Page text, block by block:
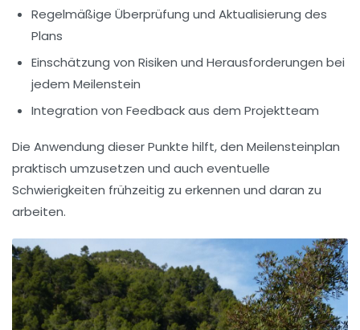
Regelmäßige Überprüfung und Aktualisierung des
Plans
Einschätzung von Risiken und Herausforderungen bei
jedem Meilenstein
Integration von Feedback aus dem Projektteam
Die Anwendung dieser Punkte hilft, den Meilensteinplan
praktisch umzusetzen und auch eventuelle
Schwierigkeiten frühzeitig zu erkennen und daran zu
arbeiten.